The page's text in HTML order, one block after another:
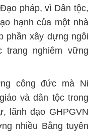
pháp, vì Dân tộc,
hạnh của một nhà
phần xây dựng ngôi
trang nghiêm vững
công đức mà Ni
và dân tộc trong
lãnh đạo GHPGVN
nhiều Bằng tuyên